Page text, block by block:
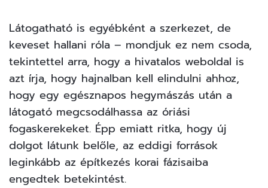
Látogatható is egyébként a szerkezet, de
keveset hallani róla – mondjuk ez nem csoda,
tekintettel arra, hogy a hivatalos weboldal is
azt írja, hogy hajnalban kell elindulni ahhoz,
hogy egy egésznapos hegymászás után a
látogató megcsodálhassa az óriási
fogaskerekeket. Épp emiatt ritka, hogy új
dolgot látunk belőle, az eddigi források
leginkább az építkezés korai fázisaiba
engedtek betekintést.